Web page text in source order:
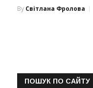
By Світлана Фролова
ПОШУК ПО САЙТУ